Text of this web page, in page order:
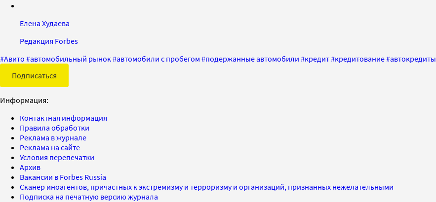
Елена Худаева
Редакция Forbes
#Авито #автомобильный рынок#автомобили с пробегом #подержанные автомобили #кредит#кредитование#автокредиты
Подписаться
Информация:
Контактная информация
Правила обработки
Реклама в журнале
Реклама на сайте
Условия перепечатки
Архив
Вакансии в Forbes Russia
Сканер иноагентов, причастных к экстремизму и терроризму и организаций, признанных нежелательными
Подписка на печатную версию журнала